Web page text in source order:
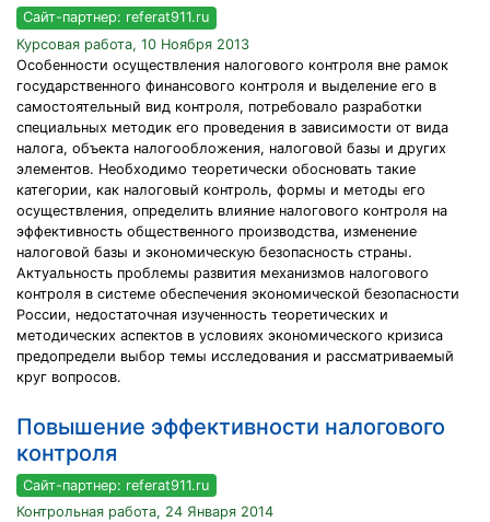
Сайт-партнер: referat911.ru
Курсовая работа, 10 Ноября 2013
Особенности осуществления налогового контроля вне рамок
государственного финансового контроля и выделение его в
самостоятельный вид контроля, потребовало разработки
специальных методик его проведения в зависимости от вида
налога, объекта налогообложения, налоговой базы и других
элементов. Необходимо теоретически обосновать такие
категории, как налоговый контроль, формы и методы его
осуществления, определить влияние налогового контроля на
эффективность общественного производства, изменение
налоговой базы и экономическую безопасность страны.
Актуальность проблемы развития механизмов налогового
контроля в системе обеспечения экономической безопасности
России, недостаточная изученность теоретических и
методических аспектов в условиях экономического кризиса
предопредели выбор темы исследования и рассматриваемый
круг вопросов.
Повышение эффективности налогового
контроля
Сайт-партнер: referat911.ru
Контрольная работа, 24 Января 2014